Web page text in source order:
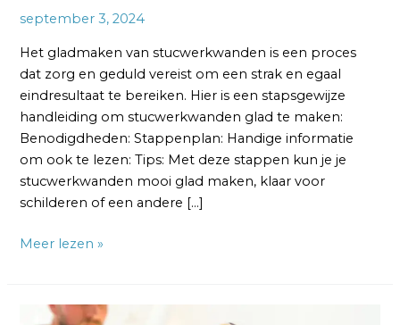
september 3, 2024
Het gladmaken van stucwerkwanden is een proces
dat zorg en geduld vereist om een strak en egaal
eindresultaat te bereiken. Hier is een stapsgewijze
handleiding om stucwerkwanden glad te maken:
Benodigdheden: Stappenplan: Handige informatie
om ook te lezen: Tips: Met deze stappen kun je je
stucwerkwanden mooi glad maken, klaar voor
schilderen of een andere […]
Meer lezen »